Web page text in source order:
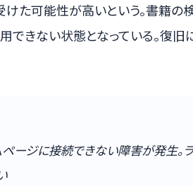
けた可能性が高いという。書籍の
できない状態となっている。復旧
ージに接続できない障害が発生。